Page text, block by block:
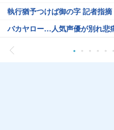
執行猶予つけば御の字 記者指摘
バカヤロー…人気声優が別れ悲